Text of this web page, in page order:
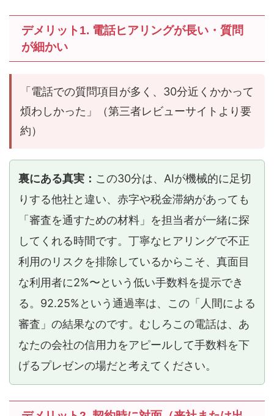
デメリット1. 電話ヒアリングが長い・質問
が細かい
「電話での質問項目が多く、30分近くかかって
煩わしかった」（第三者レビューサイトより要
約）
裏にある真実： この30分は、AIが機械的に足切
りする他社と違い、赤字や税金滞納があっても
「審査を通すための材料」を担当者が一緒に探
してくれる時間です。丁寧なヒアリングで不正
利用のリスクを排除しているからこそ、真面目
な利用者に2%〜という低い手数料を提示でき
る。92.25%という通過率は、この「人間による
審査」の結果なのです。むしろこの電話は、あ
なたの会社の信用力をアピールして手数料を下
げるプレゼンの場だと考えてください。